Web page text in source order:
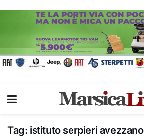
Tag: istituto serpieri avezzano